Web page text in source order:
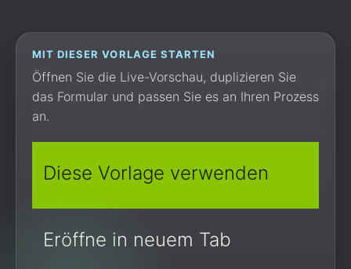
MIT DIESER VORLAGE STARTEN
Öffnen Sie die Live-Vorschau, duplizieren Sie
das Formular und passen Sie es an Ihren Prozess
an.
Diese Vorlage verwenden
Eröffne in neuem Tab